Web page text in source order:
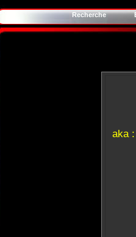
Recherche
aka